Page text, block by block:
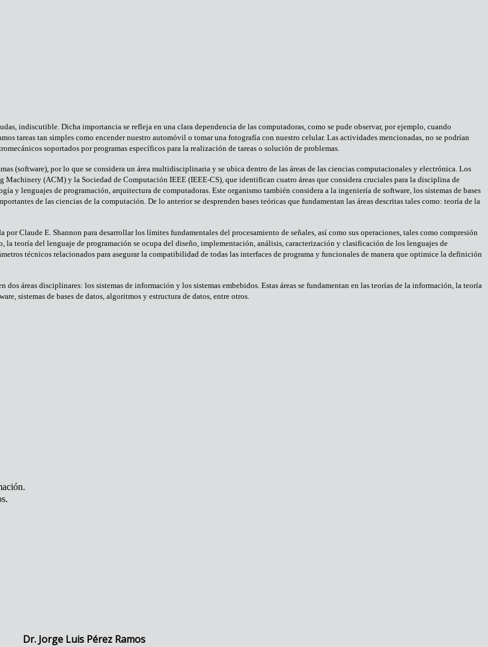
indiscutible. Dicha importancia se refleja en una clara dependencia de las computadoras, como se pude observar, por ejemplo, cuando
tareas tan simples como encender nuestro automóvil o tomar una fotografía con nuestro celular. Las actividades mencionadas, no se podrían
soportados por programas específicos para la realización de tareas o solución de problemas.
(software), por lo que se considera un área multidisciplinaria y se ubica dentro de las áreas de las ciencias computacionales y electrónica. Los
(ACM) y la Sociedad de Computación IEEE (IEEE-CS), que identifican cuatro áreas que considera cruciales para la disciplina de
y lenguajes de programación, arquitectura de computadoras. Este organismo también considera a la ingeniería de software, los sistemas de bases
de las ciencias de la computación. De lo anterior se desprenden bases teóricas que fundamentan las áreas descritas tales como: teoría de la
Claude E. Shannon para desarrollar los límites fundamentales del procesamiento de señales, así como sus operaciones, tales como compresión
teoría del lenguaje de programación se ocupa del diseño, implementación, análisis, caracterización y clasificación de los lenguajes de
técnicos relacionados para asegurar la compatibilidad de todas las interfaces de programa y funcionales de manera que optimice la definición
áreas disciplinares: los sistemas de información y los sistemas embebidos. Estas áreas se fundamentan en las teorías de la información, la teoría
sistemas de bases de datos, algoritmos y estructura de datos, entre otros.
Dr. Jorge Luis Pérez Ramos